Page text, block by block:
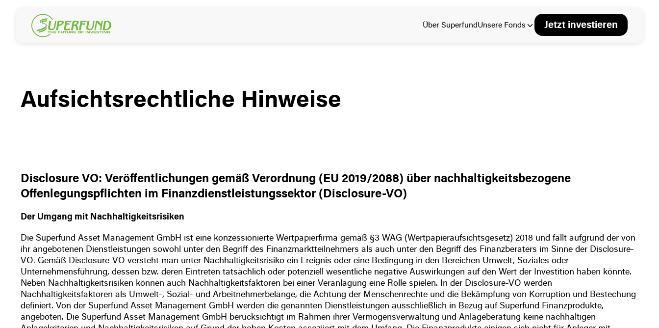
Über SuperfundUnsere Fonds Jetzt investieren
Aufsichtsrechtliche Hinweise
Disclosure VO: Veröffentlichungen gemäß Verordnung (EU 2019/2088) über nachhaltigkeitsbezogene
Offenlegungspflichten im Finanzdienstleistungssektor (Disclosure-VO)
Der Umgang mit Nachhaltigkeitsrisiken
Die Superfund Asset Management GmbH ist eine konzessionierte Wertpapierfirma gemäß §3 WAG (Wertpapieraufsichtsgesetz) 2018 und fällt aufgrund der von
ihr angebotenen Dienstleistungen sowohl unter den Begriff des Finanzmarktteilnehmers als auch unter den Begriff des Finanzberaters im Sinne der Disclosure-
VO. Gemäß Disclosure-VO versteht man unter Nachhaltigkeitsrisiko ein Ereignis oder eine Bedingung in den Bereichen Umwelt, Soziales oder
Unternehmensführung, dessen bzw. deren Eintreten tatsächlich oder potenziell wesentliche negative Auswirkungen auf den Wert der Investition haben könnte.
Neben Nachhaltigkeitsrisiken können auch Nachhaltigkeitsfaktoren bei einer Veranlagung eine Rolle spielen. In der Disclosure-VO werden
Nachhaltigkeitsfaktoren als Umwelt-, Sozial- und Arbeitnehmerbelange, die Achtung der Menschenrechte und die Bekämpfung von Korruption und Bestechung
definiert. Von der Superfund Asset Management GmbH werden die genannten Dienstleistungen ausschließlich in Bezug auf Superfund Finanzprodukte,
angeboten. Die Superfund Asset Management GmbH berücksichtigt im Rahmen ihrer Vermögensverwaltung und Anlageberatung keine nachhaltigen